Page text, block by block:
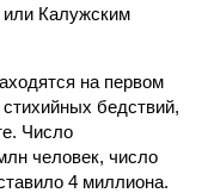
Калужским
на первом
бедствий,
Число
человек, число
4 миллиона.